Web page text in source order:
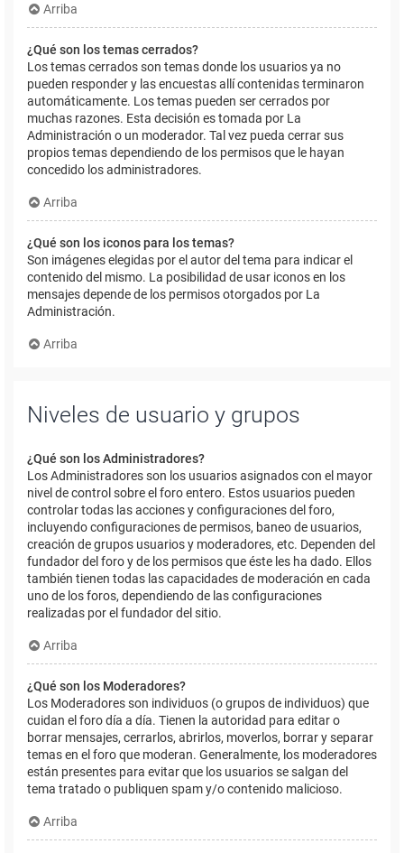
Arriba
¿Qué son los temas cerrados?
Los temas cerrados son temas donde los usuarios ya no
pueden responder y las encuestas allí contenidas terminaron
automáticamente. Los temas pueden ser cerrados por
muchas razones. Esta decisión es tomada por La
Administración o un moderador. Tal vez pueda cerrar sus
propios temas dependiendo de los permisos que le hayan
concedido los administradores.
Arriba
¿Qué son los iconos para los temas?
Son imágenes elegidas por el autor del tema para indicar el
contenido del mismo. La posibilidad de usar iconos en los
mensajes depende de los permisos otorgados por La
Administración.
Arriba
Niveles de usuario y grupos
¿Qué son los Administradores?
Los Administradores son los usuarios asignados con el mayor
nivel de control sobre el foro entero. Estos usuarios pueden
controlar todas las acciones y configuraciones del foro,
incluyendo configuraciones de permisos, baneo de usuarios,
creación de grupos usuarios y moderadores, etc. Dependen del
fundador del foro y de los permisos que éste les ha dado. Ellos
también tienen todas las capacidades de moderación en cada
uno de los foros, dependiendo de las configuraciones
realizadas por el fundador del sitio.
Arriba
¿Qué son los Moderadores?
Los Moderadores son individuos (o grupos de individuos) que
cuidan el foro día a día. Tienen la autoridad para editar o
borrar mensajes, cerrarlos, abrirlos, moverlos, borrar y separar
temas en el foro que moderan. Generalmente, los moderadores
están presentes para evitar que los usuarios se salgan del
tema tratado o publiquen spam y/o contenido malicioso.
Arriba